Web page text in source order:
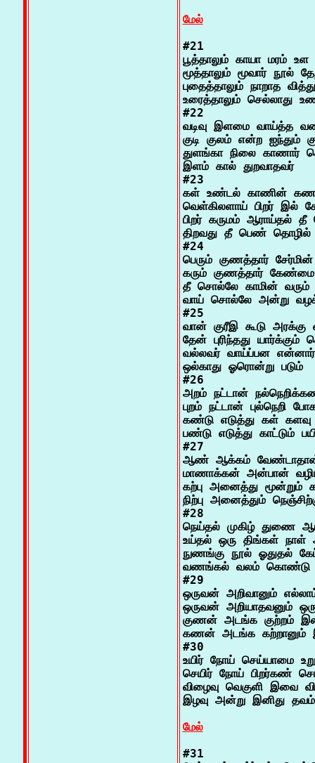
மேல்
#21
பூத்தாலும் காயா மரம் உள
மூத்தாலும் மூவார் நூல்
புதைத்தாலும் நாறாத
உரைத்தாலும் செல்லாது
#22
வடிவு இளமை வாய்த்த
குடி குலம் என்ற ஐந்தும்
துளங்கா நிலை காணார்
இளம் கால் துறவாதவர்
#23
கள் உண்டல் காணின்
வெள்கிலளாய் பிறர் இல்
பிறர் கருமம் ஆராய்தல்
திறவது தீ பெண் தொழில்
#24
பெரும் குணத்தார்
கரும் குணத்தார் கேண்மை
தீ சொல்லே காமின்
வாய் சொல்லே அன்று
#25
வான் குரீஇ கூடு அரக்கு
தேன் புரிந்தது
வல்லவர் வாய்ப்பன என்னார்
ஒல்காது ஓரொன்று படும்
#26
அறம் நட்டான்
புறம் நட்டான் புல்நெறி
கண்டு எடுத்து கள் களவு
பண்டு எடுத்து காட்டும்
#27
ஆண் ஆக்கம்
மாணாக்கன் அன்பான்
கற்பு அனைத்து மூன்றும்
நிற்பு அனைத்தும்
#28
நெய்தல் முகிழ் துணை ஆம்
உய்தல் ஒரு திங்கள் நாள்
நுணங்கு நூல் ஓதுதல்
வணங்கல் வலம் கொண்டு
#29
ஒருவன் அறிவானும்
ஒருவன் அறியாதவனும்
குணன் அடங்க குற்றம்
கணன் அடங்க கற்றானும்
#30
உயிர் நோய் செய்யாமை
செயிர் நோய் பிறர்கண்
விழைவு வெகுளி இவை
இழவு அன்று இனிது தவம்
மேல்
#31